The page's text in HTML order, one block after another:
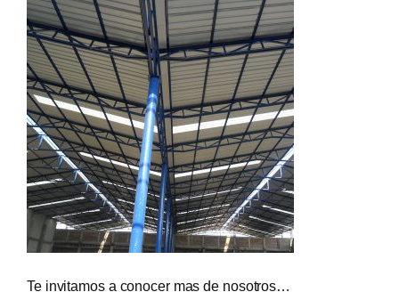
Te invitamos a conocer mas de nosotros…